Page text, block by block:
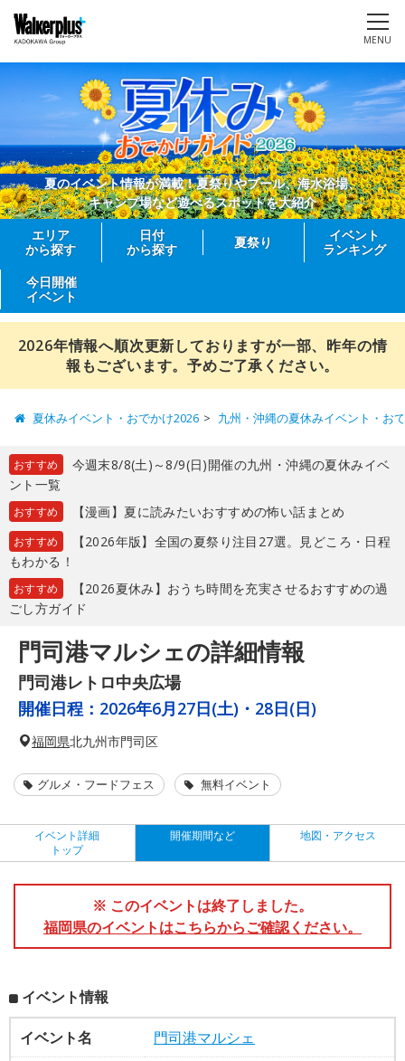
MENU
夏のイベント情報が満載！夏祭りやプール、海水浴場、
キャンプ場など遊べるスポットを大紹介
エリア
から探す
日付
から探す
夏祭り
イベント
ランキング
今日開催
イベント
2026年情報へ順次更新しておりますが一部、昨年の情
報もございます。予めご了承ください。
夏休みイベント・おでかけ2026 九州・沖縄の夏休みイベント・お
おすすめ
今週末8/8(土)～8/9(日)開催の九州・沖縄の夏休みイベ
ント一覧
おすすめ 【漫画】夏に読みたいおすすめの怖い話まとめ
おすすめ
【2026年版】全国の夏祭り注目27選。見どころ・日程
もわかる！
おすすめ
【2026夏休み】おうち時間を充実させるおすすめの過
ごし方ガイド
門司港マルシェの詳細情報
門司港レトロ中央広場
開催日程： 2026年6月27日(土)・28日(日)
福岡県北九州市門司区
グルメ・フードフェス 無料イベント
イベント詳細
トップ
開催期間など 地図・アクセス
※ このイベントは終了しました。
福岡県のイベントはこちらからご確認ください。
イベント情報
イベント名
門司港マルシェ